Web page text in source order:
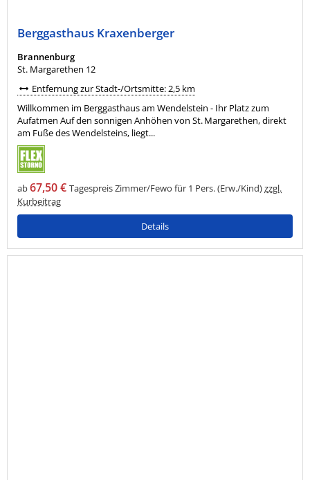
Berggasthaus Kraxenberger
Brannenburg
St. Margarethen 12
Entfernung zur Stadt-/Ortsmitte: 2,5 km
Willkommen im Berggasthaus am Wendelstein - Ihr Platz zum
Aufatmen Auf den sonnigen Anhöhen von St. Margarethen, direkt
am Fuße des Wendelsteins, liegt...
ab67,50 € Tagespreis Zimmer/Fewo für 1 Pers. (Erw./Kind)zzgl.
Kurbeitrag
Details